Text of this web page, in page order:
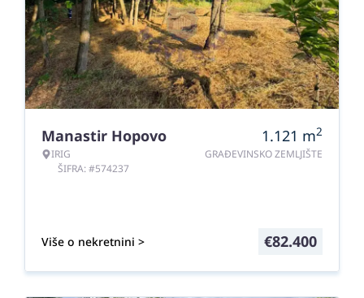
Manastir Hopovo
IRIG
ŠIFRA: #574237
1.121 m2
GRAĐEVINSKO ZEMLJIŠTE
Više o nekretnini > €82.400